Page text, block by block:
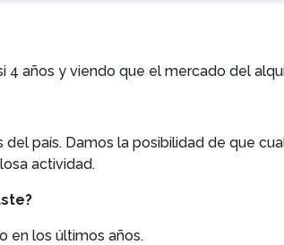
años y viendo que el mercado del
país. Damos la posibilidad de que
actividad.
en los últimos años.